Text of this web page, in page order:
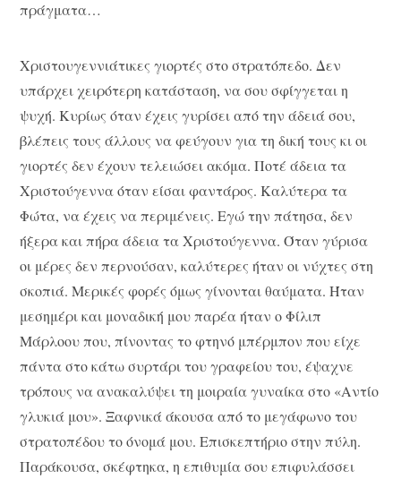
πράγματα…
Χριστουγεννιάτικες γιορτές στο στρατόπεδο. Δεν
υπάρχει χειρότερη κατάσταση, να σου σφίγγεται η
ψυχή. Κυρίως όταν έχεις γυρίσει από την άδειά σου,
βλέπεις τους άλλους να φεύγουν για τη δική τους κι οι
γιορτές δεν έχουν τελειώσει ακόμα. Ποτέ άδεια τα
Χριστούγεννα όταν είσαι φαντάρος. Καλύτερα τα
Φώτα, να έχεις να περιμένεις. Εγώ την πάτησα, δεν
ήξερα και πήρα άδεια τα Χριστούγεννα. Όταν γύρισα
οι μέρες δεν περνούσαν, καλύτερες ήταν οι νύχτες στη
σκοπιά. Μερικές φορές όμως γίνονται θαύματα. Ήταν
μεσημέρι και μοναδική μου παρέα ήταν ο Φίλιπ
Μάρλοου που, πίνοντας το φτηνό μπέρμπον που είχε
πάντα στο κάτω συρτάρι του γραφείου του, έψαχνε
τρόπους να ανακαλύψει τη μοιραία γυναίκα στο «Αντίο
γλυκιά μου». Ξαφνικά άκουσα από το μεγάφωνο του
στρατοπέδου το όνομά μου. Επισκεπτήριο στην πύλη.
Παράκουσα, σκέφτηκα, η επιθυμία σου επιφυλάσσει